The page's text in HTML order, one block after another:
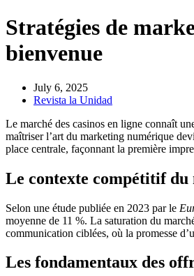
Stratégies de
bienvenue
July 6, 2025
Revista la Unidad
Le marché des casinos en ligne connaît
maîtriser l’art du marketing numérique
place centrale, façonnant la première
Le contexte compétitif du
Selon une étude publiée en 2023 par le
moyenne de 11 %. La saturation du
communication ciblées, où la promesse
Les fondamentaux des